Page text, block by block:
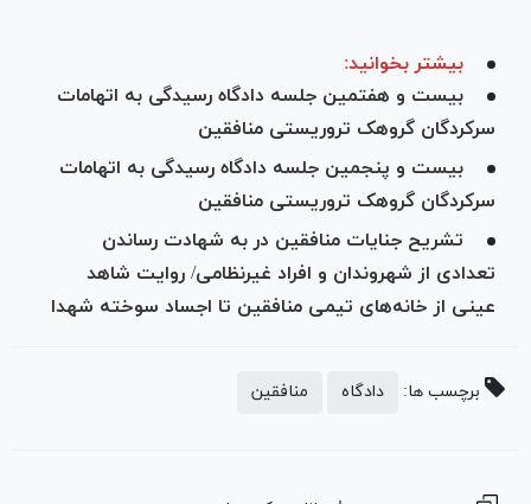
بیشتر بخوانید:
بیست و هفتمین جلسه دادگاه رسیدگی به اتهامات
سرکردگان گروهک تروریستی منافقین
بیست و پنجمین جلسه دادگاه رسیدگی به اتهامات
سرکردگان گروهک تروریستی منافقین
تشریح جنایات منافقین در به شهادت رساندن
تعدادی از شهروندان و افراد غیرنظامی/ روایت شاهد
عینی از خانه‌های تیمی منافقین تا اجساد سوخته شهدا
برچسب ها: دادگاه منافقین